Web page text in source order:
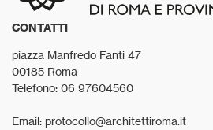
CONTATTI
piazza Manfredo Fanti 47
00185 Roma
Telefono: 06 97604560
Email: protocollo@architettiroma.it